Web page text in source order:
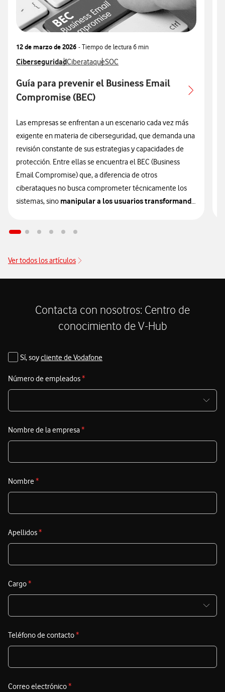
12 de marzo de 2026 - Tiempo de lectura 6 min
Ver más articulos relacionados con
CiberseguridadVer más artículos con
CiberataqueVer más artículos con
SOC
Guía para prevenir el Business Email
Compromise (BEC)
Las empresas se enfrentan a un escenario cada vez más
exigente en materia de ciberseguridad, que demanda una
revisión constante de sus estrategias y capacidades de
protección. Entre ellas se encuentra el BEC (Business
Email Compromise) que, a diferencia de otros
ciberataques no busca comprometer técnicamente los
sistemas, sino manipular a los usuarios transformando
financieras más importantes para las organizaciones,
especialmente aquellas que gestionan transferencias o
electrónico.
Ver todos los artículos
Contacta con nosotros: Centro de
conocimiento de V-Hub
Sí, soycliente de Vodafone
Número de empleados*
Nombre de la empresa*
Nombre *
Apellidos*
Cargo*
Teléfono de contacto*
Correo electrónico*